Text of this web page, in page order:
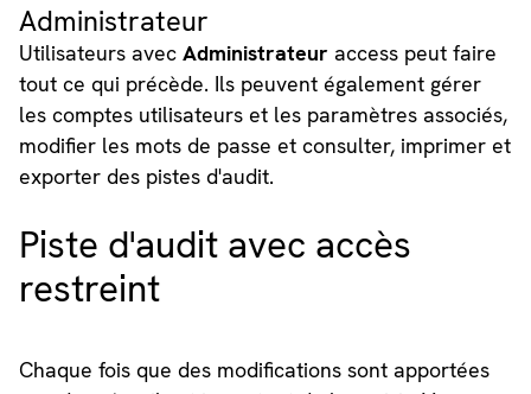
Administrateur
Utilisateurs avec Administrateur access peut faire
tout ce qui précède. Ils peuvent également gérer
les comptes utilisateurs et les paramètres associés,
modifier les mots de passe et consulter, imprimer et
exporter des pistes d'audit.
Piste d'audit avec accès
restreint
Chaque fois que des modifications sont apportées